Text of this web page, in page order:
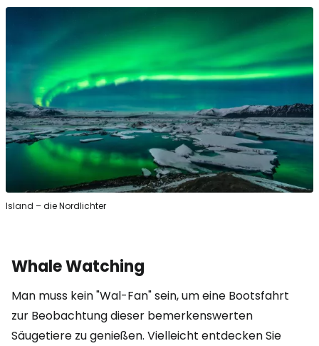
Island – die Nordlichter
Whale Watching
Man muss kein "Wal-Fan" sein, um eine Bootsfahrt
zur Beobachtung dieser bemerkenswerten
Säugetiere zu genießen. Vielleicht entdecken Sie